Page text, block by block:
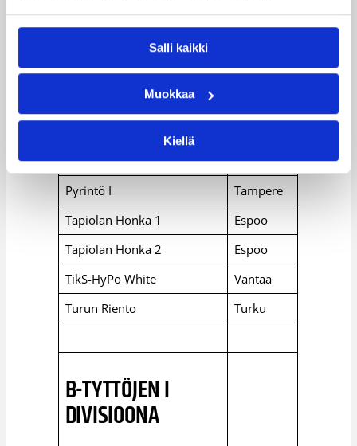
Salli kaikki
Muokkaa
Kiellä
Lappeenr
Espoo Basket Team
Espoo
Peli-Karhut
Kotka
Pyrintö I
Tampere
Tapiolan Honka 1
Espoo
Tapiolan Honka 2
Espoo
TikS-HyPo White
Vantaa
Turun Riento
Turku
B-TYTTÖJEN I
DIVISIOONA